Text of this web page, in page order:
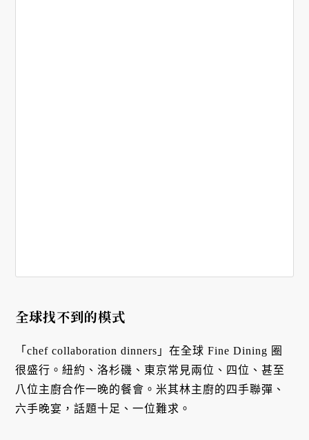
全球找不到的模式
「chef collaboration dinners」在全球 Fine Dining 圈
很盛行。紐約、洛杉磯、東京常見兩位、四位、甚至
八位主廚合作一晚的餐會。米其林主廚的四手聯彈、
六手晚宴，話題十足、一位難求。